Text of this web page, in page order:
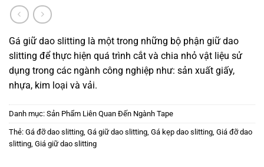
Gá giữ dao slitting là một trong những bộ phận giữ dao
slitting để thực hiện quá trình cắt và chia nhỏ vật liệu sử
dụng trong các ngành công nghiệp như: sản xuất giấy,
nhựa, kim loại và vải.
Danh mục: Sản Phẩm Liên Quan Đến Ngành Tape
Thẻ: Gá đỡ dao slitting, Gá giữ dao slitting, Gá kẹp dao slitting, Giá đỡ dao
slitting, Giá giữ dao slitting